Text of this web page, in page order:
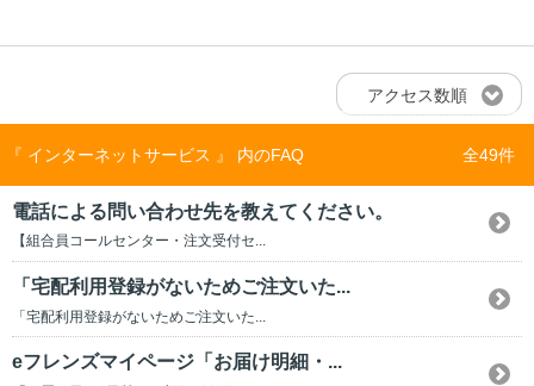
アクセス数順
『 インターネットサービス 』 内のFAQ 全49件
電話による問い合わせ先を教えてください。
【組合員コールセンター・注文受付セ...
「宅配利用登録がないためご注文いた...
「宅配利用登録がないためご注文いた...
eフレンズマイページ「お届け明細・...